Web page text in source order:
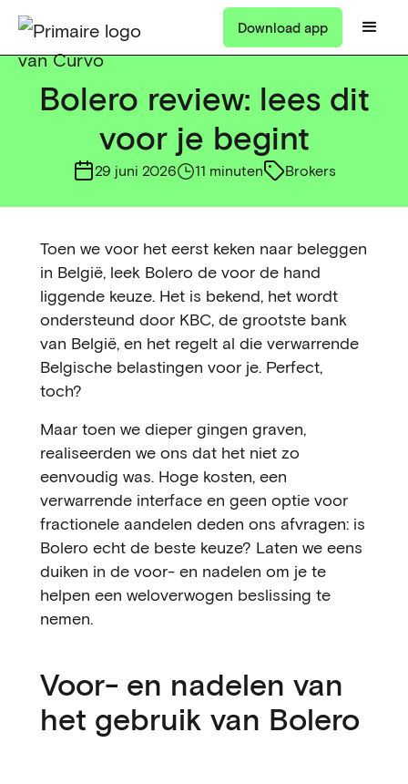
Download app
Bolero review: lees dit
voor je begint
29 juni 2026 11 minuten Brokers
Toen we voor het eerst keken naar beleggen
in België, leek Bolero de voor de hand
liggende keuze. Het is bekend, het wordt
ondersteund door KBC, de grootste bank
van België, en het regelt al die verwarrende
Belgische belastingen voor je. Perfect,
toch?
Maar toen we dieper gingen graven,
realiseerden we ons dat het niet zo
eenvoudig was. Hoge kosten, een
verwarrende interface en geen optie voor
fractionele aandelen deden ons afvragen: is
Bolero echt de beste keuze? Laten we eens
duiken in de voor- en nadelen om je te
helpen een weloverwogen beslissing te
nemen.
Voor- en nadelen van
het gebruik van Bolero